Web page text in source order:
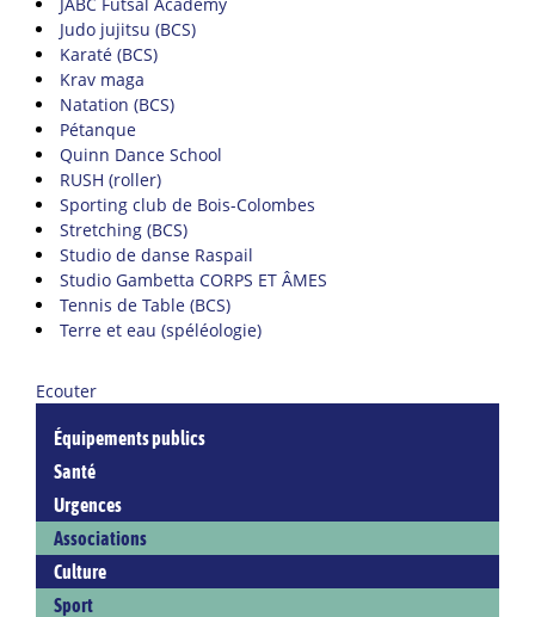
Judo jujitsu (BCS)
Karaté (BCS)
Krav maga
Natation (BCS)
Pétanque
Quinn Dance School
RUSH (roller)
Sporting club de Bois-Colombes
Stretching (BCS)
Studio de danse Raspail
Studio Gambetta CORPS ET ÂMES
Tennis de Table (BCS)
Terre et eau (spéléologie)
Ecouter
Équipements publics
Santé
Urgences
Associations
Culture
Sport